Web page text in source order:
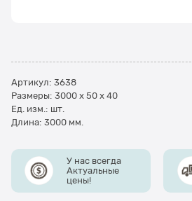
Артикул: 3638
Размеры: 3000 x 50 x 40
Ед. изм.: шт.
Длина: 3000 мм.
У нас всегда
Актуальные
цены!